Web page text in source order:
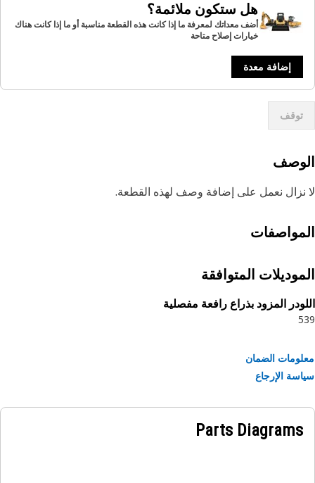
هل ستكون ملائمة؟
أضف معداتك لمعرفة ما إذا كانت هذه القطعة مناسبة أو ما إذا كانت هناك
خيارات إصلاح متاحة
إضافة معدة
توقف
نزال نعمل على إضافة وصف لهذه القطعة.
المتوافقة
المزود بذراع رافعة مفصلية
الضمان
الإرجاع
Parts Diagrams